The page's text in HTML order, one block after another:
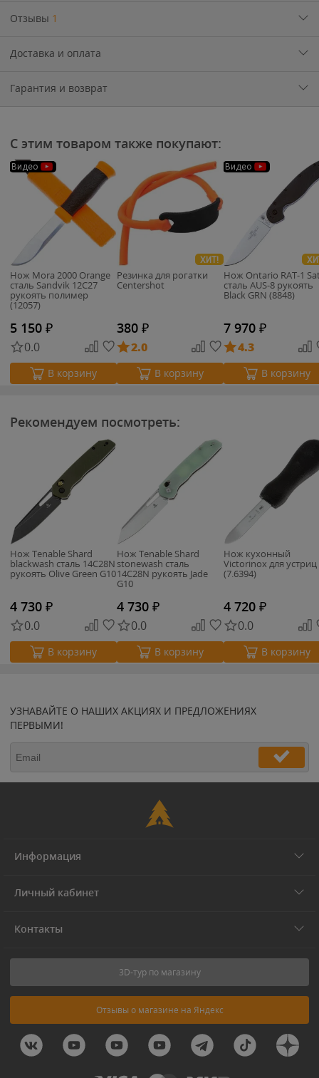
Отзывы 1
Доставка и оплата
Гарантия и возврат
С этим товаром также покупают:
Видео
Нож Mora 2000 Orange
сталь Sandvik 12С27
рукоять полимер
(12057)
5 150 ₽
0.0
В корзину
ХИТ!
Резинка для рогатки
Centershot
380 ₽
2.0
В корзину
Видео
Нож Ontario RAT-1
сталь AUS-8 рукоять
Black GRN (8848)
7 970 ₽
4.3
В корзину
Рекомендуем посмотреть:
Нож Tenable Shard
blackwash сталь 14C28N
рукоять Olive Green G10
4 730 ₽
0.0
В корзину
Нож Tenable Shard
stonewash сталь
14C28N рукоять Jade
G10
4 730 ₽
0.0
В корзину
Нож кухонный
Victorinox для устриц
(7.6394)
4 720 ₽
0.0
В корзину
УЗНАВАЙТЕ О НАШИХ АКЦИЯХ И ПРЕДЛОЖЕНИЯХ
ПЕРВЫМИ!
Информация
Личный кабинет
Контакты
3D-тур по магазину
Отзывы о магазине на Яндекс